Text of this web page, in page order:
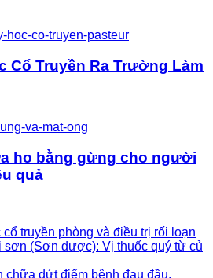
Cổ Truyền Ra Trường Làm
ho bằng gừng cho người
quả
truyền phòng và điều trị rối loạn
(Sơn dược): Vị thuốc quý từ củ
chữa dứt điểm bệnh đau đầu,